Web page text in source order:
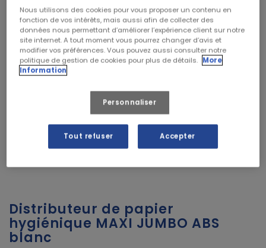
Distributeur de papier
hygiénique MAXI JUMBO ABS
blanc
Nous utilisons des cookies pour vous proposer un contenu en
fonction de vos intérêts, mais aussi afin de collecter des
données nous permettant d’améliorer l’expérience client sur notre
site internet. A tout moment vous pourrez changer d’avis et
modifier vos préférences. Vous pouvez aussi consulter notre
politique de gestion de cookies pour plus de détails. More
Information
Personnaliser
Tout refuser Accepter